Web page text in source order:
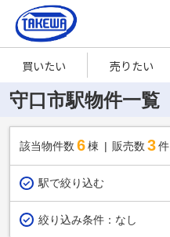
買いたい 売りたい
守口市駅物件一覧
該当物件数 6棟 販売数 3 件
駅で絞り込む
絞り込み条件： なし